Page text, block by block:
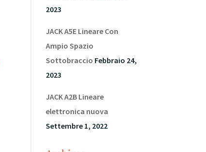
2023
JACK A5E Lineare Con
Ampio Spazio
Sottobraccio Febbraio 24,
2023
JACK A2B Lineare
elettronica nuova
Settembre 1, 2022